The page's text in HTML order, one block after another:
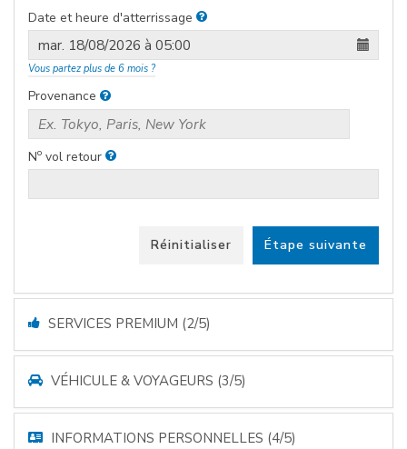
BadischerHôtel IBIS Saint-LouisHôtels BlotzheimHôtel F1
face aéroport
Date et heure d'atterrissage
Vous partez plus de 6 mois ?
Provenance
No vol retour
Étape suivante
Réinitialiser
SERVICES PREMIUM (2/5)
VÉHICULE & VOYAGEURS (3/5)
INFORMATIONS PERSONNELLES (4/5)